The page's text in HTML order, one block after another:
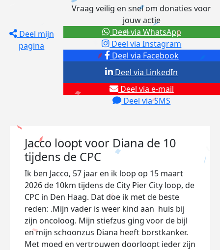
Deel mijn
pagina
Vraag veilig en snel om donaties voor
jouw actie
Deel via Facebook
Deel via Instagram
Deel via e-mail
Deel via SMS
Deel via LinkedIn
Deel via WhatsApp
Jacco loopt voor Diana de 10
tijdens de CPC
Ik ben Jacco, 57 jaar en ik loop op 15 maart
2026 de 10km tijdens de City Pier City loop, de
CPC in Den Haag. Dat doe ik met de beste
reden: .Mijn vader is weer kind aan huis bij
zijn oncoloog. Mijn stiefzus ging voor de bijl
en mijn schoonzus Diana heeft borstkanker.
Met moed en vertrouwen doorloopt ieder zijn